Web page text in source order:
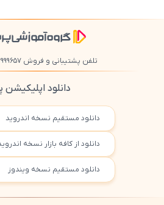
تلفن پشتیبانی و فروش ۶۲۹۹۹۶۵۷
دانلود
دانلود مستقیم نسخه اندروید
دانلود از کافه بازار نسخه
دانلود مستقیم نسخه ویندوز